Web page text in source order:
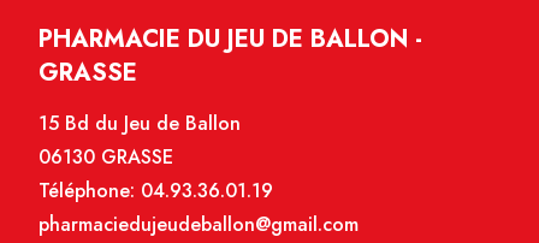
PHARMACIE DU JEU DE BALLON -
GRASSE
15 Bd du Jeu de Ballon
06130 GRASSE
Téléphone: 04.93.36.01.19
pharmaciedujeudeballon@gmail.com